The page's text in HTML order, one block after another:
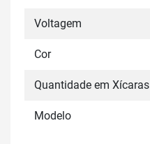
Voltagem
Cor
Quantidade em Xícaras
Modelo